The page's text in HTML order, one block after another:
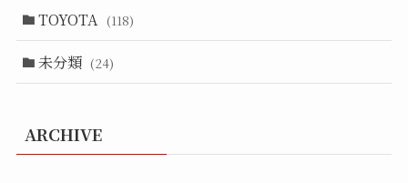
TOYOTA (118)
未分類 (24)
ARCHIVE